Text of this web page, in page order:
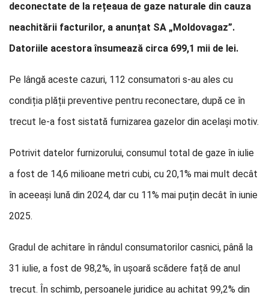
deconectate de la rețeaua de gaze naturale din cauza
neachitării facturilor, a anunțat SA „Moldovagaz”.
Datoriile acestora însumează circa 699,1 mii de lei.
Pe lângă aceste cazuri, 112 consumatori s-au ales cu
condiția plății preventive pentru reconectare, după ce în
trecut le-a fost sistată furnizarea gazelor din același motiv.
Potrivit datelor furnizorului, consumul total de gaze în iulie
a fost de 14,6 milioane metri cubi, cu 20,1% mai mult decât
în aceeași lună din 2024, dar cu 11% mai puțin decât în iunie
2025.
Gradul de achitare în rândul consumatorilor casnici, până la
31 iulie, a fost de 98,2%, în ușoară scădere față de anul
trecut. În schimb, persoanele juridice au achitat 99,2% din